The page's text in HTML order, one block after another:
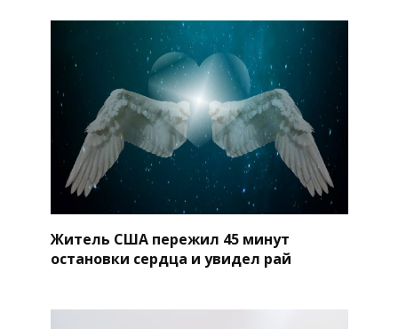
Житель США пережил 45 минут
остановки сердца и увидел рай